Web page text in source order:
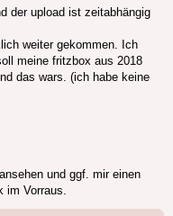
der upload ist zeitabhängig
weiter gekommen. Ich
meine fritzbox aus 2018
das wars. (ich habe keine
und ggf. mir einen
im Vorraus.